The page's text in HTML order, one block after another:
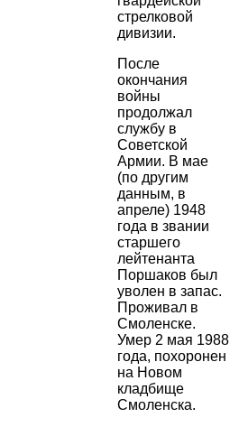
стрелковой
дивизии.
После
окончания
войны
продолжал
службу в
Советской
Армии. В мае
(по другим
данным, в
апреле) 1948
года в звании
старшего
лейтенанта
Поршаков был
уволен в запас.
Проживал в
Смоленске.
Умер 2 мая 1988
года, похоронен
на Новом
кладбище
Смоленска.